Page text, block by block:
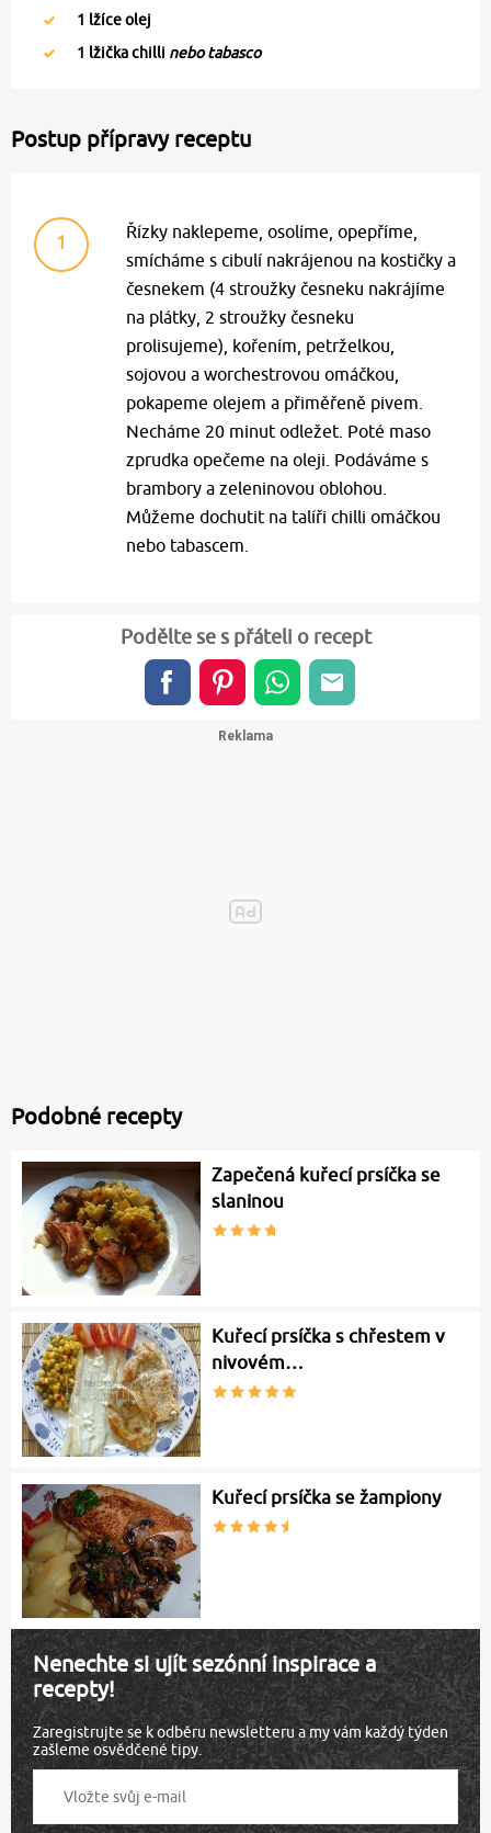
1 lžíce olej
1 lžička chilli nebo tabasco
Postup přípravy receptu
1
Řízky naklepeme, osolíme, opepříme,
smícháme s cibulí nakrájenou na kostičky a
česnekem (4 stroužky česneku nakrájíme
na plátky, 2 stroužky česneku
prolisujeme), kořením, petrželkou,
sojovou a worchestrovou omáčkou,
pokapeme olejem a přiměřeně pivem.
Necháme 20 minut odležet. Poté maso
zprudka opečeme na oleji. Podáváme s
brambory a zeleninovou oblohou.
Můžeme dochutit na talíři chilli omáčkou
nebo tabascem.
Podělte se s přáteli o recept
Podobné recepty
Zapečená kuřecí prsíčka se
slaninou
Kuřecí prsíčka s chřestem v
nivovém…
Kuřecí prsíčka se žampiony
Nenechte si ujít sezónní inspirace a
recepty!
Zaregistrujte se k odběru newsletteru a my vám každý týden
zašleme osvědčené tipy.